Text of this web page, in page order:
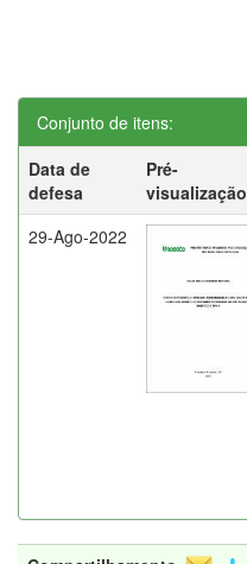
Conjunto de itens:
Data de
defesa
Pré-
visualização
29-Ago-2022